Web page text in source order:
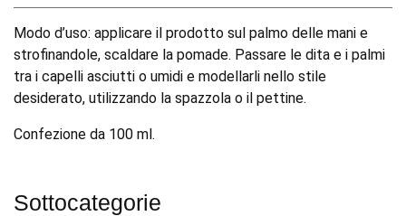
Modo d’uso: applicare il prodotto sul palmo delle mani e
strofinandole, scaldare la pomade. Passare le dita e i palmi
tra i capelli asciutti o umidi e modellarli nello stile
desiderato, utilizzando la spazzola o il pettine.
Confezione da 100 ml.
Sottocategorie